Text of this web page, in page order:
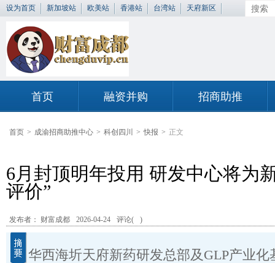
设为首页 新加坡站 欧美站 香港站 台湾站 天府新区
首页 融资并购 招商助推
首页 > 成渝招商助推中心 > 科创四川 > 快报 > 正文
6月封顶明年投用 研发中心将为
评价”
发布者： 财富成都 2026-04-24 评论( )
华西海圻天府新药研发总部及GLP产业化